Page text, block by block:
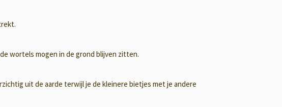
wortels mogen in de grond blijven zitten.
uit de aarde terwijl je de kleinere bietjes met je andere